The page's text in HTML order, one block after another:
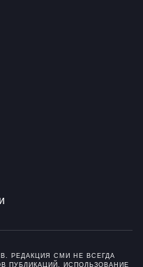
РЕДАКЦИЯ СМИ НЕ ВСЕГДА
ПУБЛИКАЦИЙ. ИСПОЛЬЗОВАНИЕ